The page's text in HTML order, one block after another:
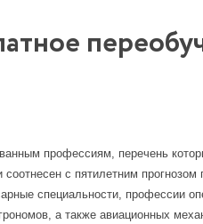
профессиям, перечень
с пятилетним прогнозом
специальности, профессии
а также авиационных